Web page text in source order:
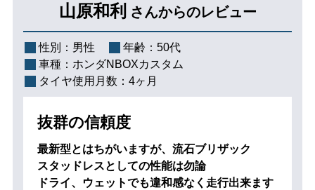
山原和利 さんからのレビュー
性別： 男性 年齢： 50代
車種： ホンダNBOXカスタム
タイヤ使用月数： 4ヶ月
抜群の信頼度
最新型とはちがいますが、流石ブリザック
スタッドレスとしての性能は勿論
ドライ、ウェットでも違和感なく走行出来ます